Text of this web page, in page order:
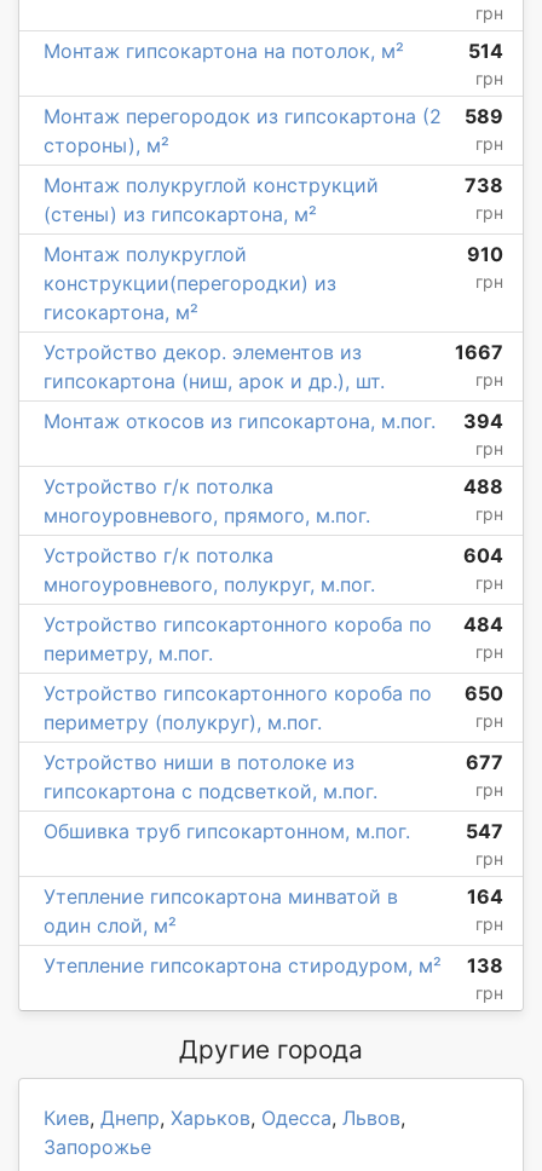
грн
Монтаж гипсокартона на потолок, м² 514
грн
Монтаж перегородок из гипсокартона (2
стороны), м²
589
грн
Монтаж полукруглой конструкций
(стены) из гипсокартона, м²
738
грн
Монтаж полукруглой
конструкции(перегородки) из
гисокартона, м²
910
грн
Устройство декор. элементов из
гипсокартона (ниш, арок и др.), шт.
1667
грн
Монтаж откосов из гипсокартона, м.пог. 394
грн
Устройство г/к потолка
многоуровневого, прямого, м.пог.
488
грн
Устройство г/к потолка
многоуровневого, полукруг, м.пог.
604
грн
Устройство гипсокартонного короба по
периметру, м.пог.
484
грн
Устройство гипсокартонного короба по
периметру (полукруг), м.пог.
650
грн
Устройство ниши в потолоке из
гипсокартона с подсветкой, м.пог.
677
грн
Обшивка труб гипсокартонном, м.пог. 547
грн
Утепление гипсокартона минватой в
один слой, м²
164
грн
Утепление гипсокартона стиродуром, м² 138
грн
Другие города
Киев, Днепр, Харьков, Одесса, Львов,
Запорожье